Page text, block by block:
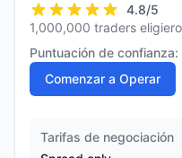
4.8/5
1,000,000 traders
Puntuación de confianza:
Comenzar a Operar
Tarifas de negociación